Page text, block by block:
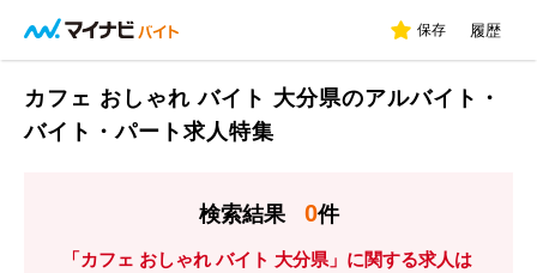
保存 履歴
カフェ おしゃれ バイト 大分県のアルバイト・
バイト・パート求人特集
検索結果 0件
「カフェ おしゃれ バイト 大分県」に関する求人は